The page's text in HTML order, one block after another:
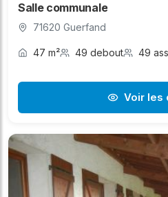
Salle communale
71620 Guerfand
47 m² 49 debout 49
Voir les